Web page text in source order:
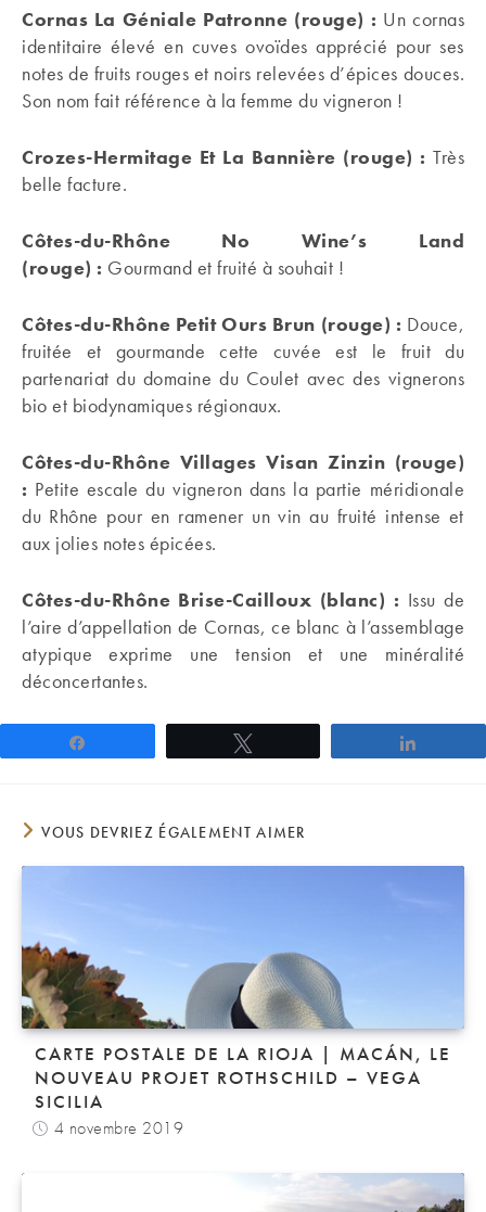
Cornas La Géniale Patronne (rouge) : Un cornas
identitaire élevé en cuves ovoïdes apprécié pour ses
notes de fruits rouges et noirs relevées d’épices douces.
Son nom fait référence à la femme du vigneron !
Crozes-Hermitage Et La Bannière (rouge) : Très
belle facture.
Côtes-du-Rhône No Wine’s Land
(rouge) : Gourmand et fruité à souhait !
Côtes-du-Rhône Petit Ours Brun (rouge) : Douce,
fruitée et gourmande cette cuvée est le fruit du
partenariat du domaine du Coulet avec des vignerons
bio et biodynamiques régionaux.
Côtes-du-Rhône Villages Visan Zinzin (rouge)
: Petite escale du vigneron dans la partie méridionale
du Rhône pour en ramener un vin au fruité intense et
aux jolies notes épicées.
Côtes-du-Rhône Brise-Cailloux (blanc) : Issu de
l’aire d’appellation de Cornas, ce blanc à l’assemblage
atypique exprime une tension et une minéralité
déconcertantes.
VOUS DEVRIEZ ÉGALEMENT AIMER
CARTE POSTALE DE LA RIOJA | MACÁN, LE
NOUVEAU PROJET ROTHSCHILD – VEGA
SICILIA
4 novembre 2019